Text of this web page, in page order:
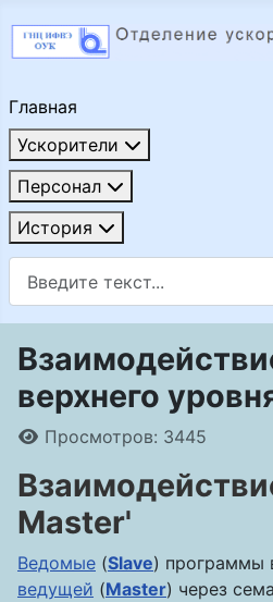
Главная
Ускорители
Персонал
История
верхнего
Информация о материале
Просмотров: 3445
Master'
Ведомые (Slave) программы
ведущей (Master) через